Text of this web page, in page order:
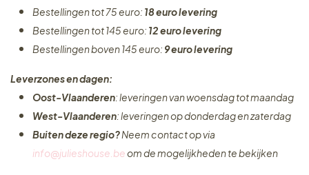
Bestellingen tot 75 euro: 18 euro levering
Bestellingen tot 145 euro: 12 euro levering
Bestellingen boven 145 euro: 9 euro levering
Leverzones en dagen:
Oost-Vlaanderen: leveringen van woensdag tot maandag
West-Vlaanderen: leveringen op donderdag en zaterdag
Buiten deze regio?Neem contact op via
info@julieshouse.beom de mogelijkheden te bekijken